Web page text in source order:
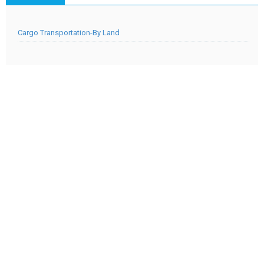
Cargo Transportation-By Land